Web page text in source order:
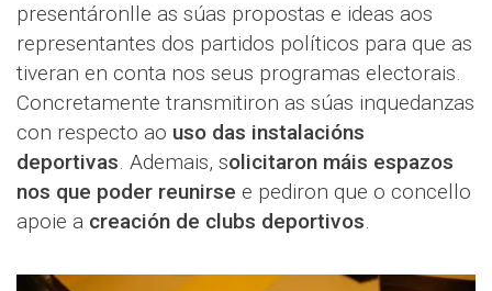
presentáronlle as súas propostas e ideas aos
representantes dos partidos políticos para que as
tiveran en conta nos seus programas electorais.
Concretamente transmitiron as súas inquedanzas
con respecto ao uso das instalacións
deportivas. Ademais, solicitaron máis espazos
nos que poder reunirse e pediron que o concello
apoie a creación de clubs deportivos.